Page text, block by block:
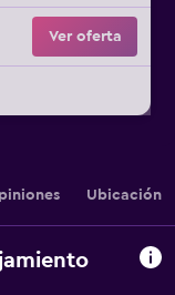
Ver oferta
Ubicación